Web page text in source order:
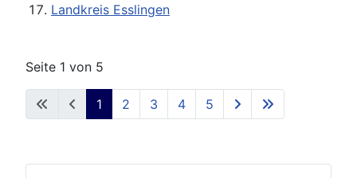
Landkreis Esslingen
Seite 1 von 5
1 2 3 4 5